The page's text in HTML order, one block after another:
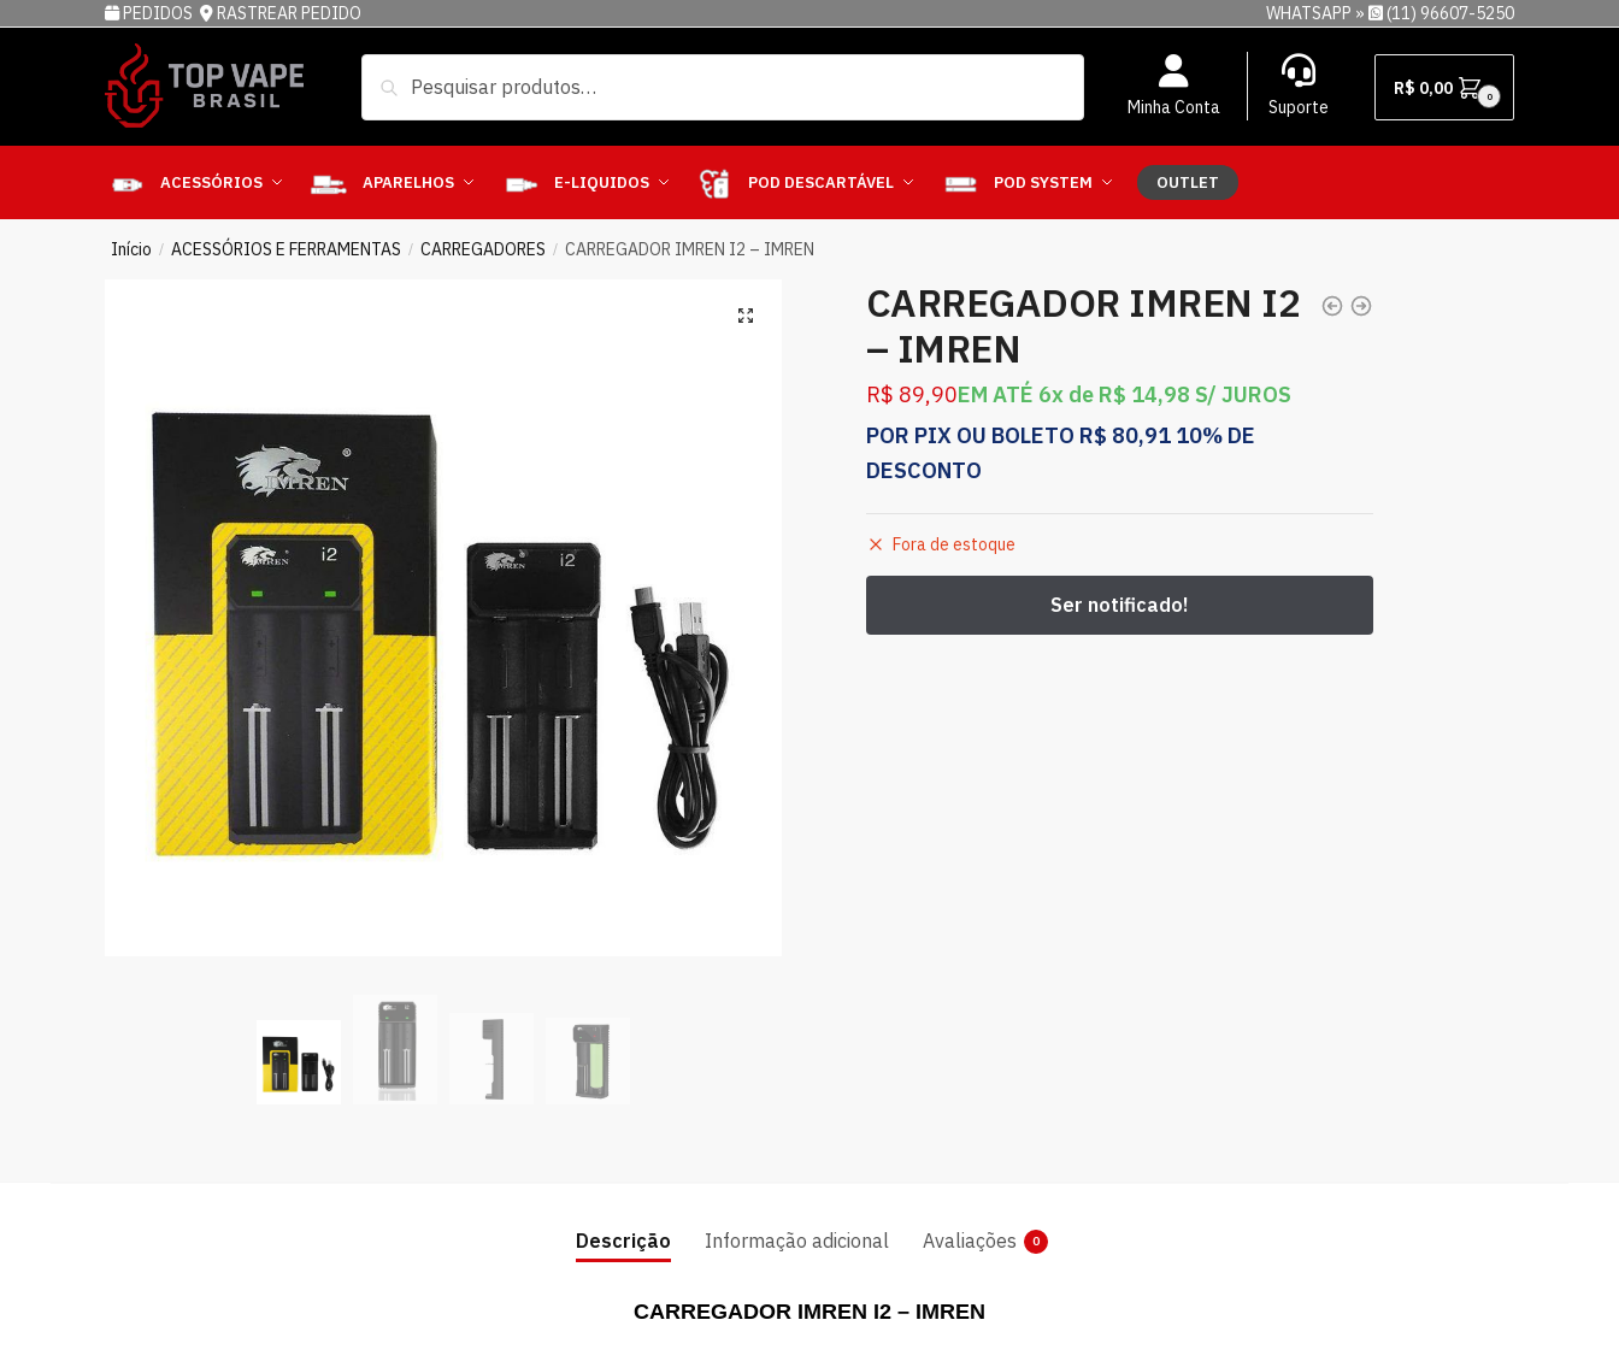
PEDIDOS RASTREAR PEDIDO WHATSAPP » (11) 96607-5250
Minha Conta Suporte
R$ 0,00 0
ACESSÓRIOS APARELHOS E-LIQUIDOS POD DESCARTÁVEL POD SYSTEM OUTLET
Início / ACESSÓRIOS E FERRAMENTAS / CARREGADORES / CARREGADOR IMREN I2 – IMREN
CARREGADOR IMREN I2
– IMREN
R$ 89,90EM ATÉ 6x de R$ 14,98 S/ JUROS
POR PIX OU BOLETO R$ 80,91 10% DE
DESCONTO
Fora de estoque
Descrição Informação adicional Avaliações 0
CARREGADOR IMREN I2 – IMREN